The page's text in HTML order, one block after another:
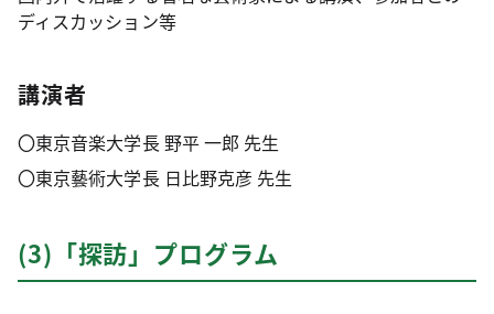
ディスカッション等
講演者
〇東京音楽大学長 野平 一郎 先生
〇東京藝術大学長 日比野克彦 先生
(3)「探訪」プログラム